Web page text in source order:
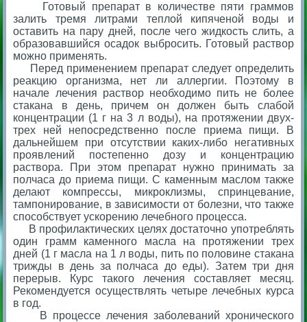
Готовый препарат в количестве пяти граммов
залить тремя литрами теплой кипяченой воды и
оставить на пару дней, после чего жидкость слить, а
образовавшийся осадок выбросить. Готовый раствор
можно применять.
Перед применением препарат следует определить
реакцию организма, нет ли аллергии. Поэтому в
начале лечения раствор необходимо пить не более
стакана в день, причем он должен быть слабой
концентрации (1 г на 3 л воды), на протяжении двух-
трех ней непосредственно после приема пищи. В
дальнейшем при отсутствии каких-либо негативных
проявлений постепенно дозу и концентрацию
раствора. При этом препарат нужно принимать за
полчаса до приема пищи. С каменным маслом также
делают компрессы, микроклизмы, спринцевание,
тампонирование, в зависимости от болезни, что также
способствует ускорению лечебного процесса.
В профилактических целях достаточно употреблять
один грамм каменного масла на протяжении трех
дней (1 г масла на 1 л воды, пить по половине стакана
трижды в день за полчаса до еды). Затем три дня
перерыв. Курс такого лечения составляет месяц.
Рекомендуется осуществлять четыре лечебных курса
в год.
В процессе лечения заболеваний хронического